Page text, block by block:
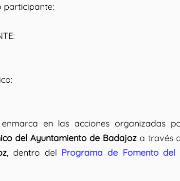
participante:
en las acciones organizadas
del Ayuntamiento de Badajoz a través
, dentro del Programa de Fomento